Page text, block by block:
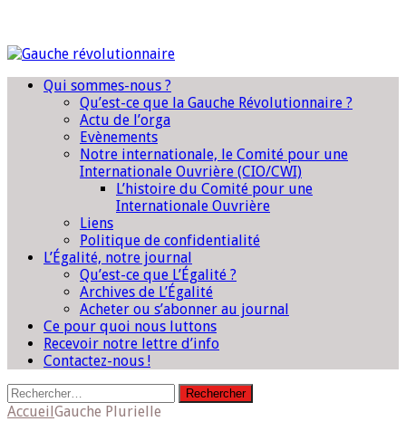
Qui sommes-nous ?
Qu’est-ce que la Gauche Révolutionnaire ?
Actu de l’orga
Evènements
Notre internationale, le Comité pour une
Internationale Ouvrière (CIO/CWI)
L’histoire du Comité pour une
Internationale Ouvrière
Liens
Politique de confidentialité
L’Égalité, notre journal
Qu’est-ce que L’Égalité ?
Archives de L’Égalité
Acheter ou s’abonner au journal
Ce pour quoi nous luttons
Recevoir notre lettre d’info
Contactez-nous !
Rechercher :
AccueilGauche Plurielle